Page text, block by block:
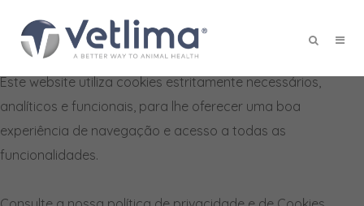
Defina as suas preferências de
cookies para este website.
Este website utiliza cookies estritamente necessários,
analíticos e funcionais, para lhe oferecer uma boa
experiência de navegação e acesso a todas as
funcionalidades.